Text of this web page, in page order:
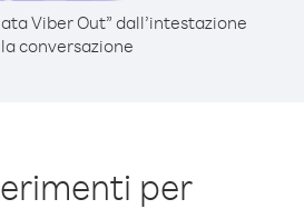
Viber Out” dall’intestazione
conversazione
per